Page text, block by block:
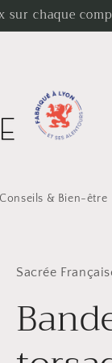
chaque
Conseils & Bien-être
Sacrée